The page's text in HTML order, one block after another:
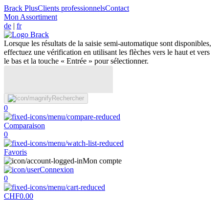
Brack PlusClients professionnelsContact
Mon Assortiment
de | fr
Lorsque les résultats de la saisie semi-automatique sont disponibles,
effectuez une vérification en utilisant les flèches vers le haut et vers
le bas et la touche « Entrée » pour sélectionner.
Rechercher
0
Comparaison
0
Favoris
Mon compte
Connexion
0
CHF0.00